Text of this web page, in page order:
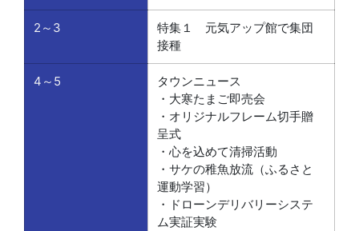
2～3
特集１ 元気アップ館で集団
接種
4～5
タウンニュース
・大寒たまご即売会
・オリジナルフレーム切手贈
呈式
・心を込めて清掃活動
・サケの稚魚放流（ふるさと
運動学習）
・ドローンデリバリーシステ
ム実証実験